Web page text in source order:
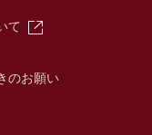
て
のお願い